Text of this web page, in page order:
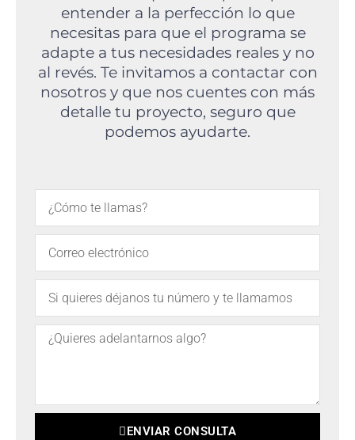
entender a la perfección lo que
necesitas para que el programa se
adapte a tus necesidades reales y no
al revés. Te invitamos a contactar con
nosotros y que nos cuentes con más
detalle tu proyecto, seguro que
podemos ayudarte.
m
ra
ll
n
n
ENVIAR CONSULTA